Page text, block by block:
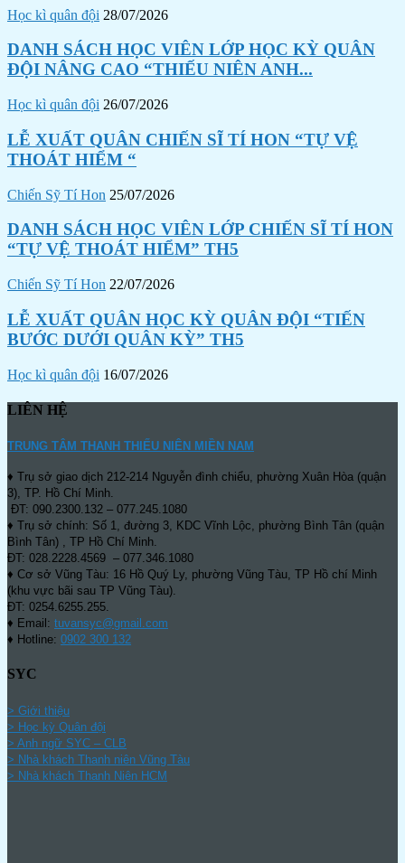
Học kì quân đội 28/07/2026
DANH SÁCH HỌC VIÊN LỚP HỌC KỲ QUÂN
ĐỘI NÂNG CAO “THIẾU NIÊN ANH...
Học kì quân đội 26/07/2026
LỄ XUẤT QUÂN CHIẾN SĨ TÍ HON “TỰ VỆ
THOÁT HIỂM “
Chiến Sỹ Tí Hon 25/07/2026
DANH SÁCH HỌC VIÊN LỚP CHIẾN SĨ TÍ HON
“TỰ VỆ THOÁT HIỂM” TH5
Chiến Sỹ Tí Hon 22/07/2026
LỄ XUẤT QUÂN HỌC KỲ QUÂN ĐỘI “TIẾN
BƯỚC DƯỚI QUÂN KỲ” TH5
Học kì quân đội 16/07/2026
LIÊN HỆ
TRUNG TÂM THANH THIẾU NIÊN MIỀN NAM
♦ Trụ sở giao dịch 212-214 Nguyễn đình chiểu, phường Xuân Hòa (quận
3), TP. Hồ Chí Minh.
ĐT: 090.2300.132 – 077.245.1080
♦ Trụ sở chính: Số 1, đường 3, KDC Vĩnh Lộc, phường Bình Tân (quận
Bình Tân) , TP Hồ Chí Minh.
ĐT: 028.2228.4569 – 077.346.1080
♦ Cơ sở Vũng Tàu: 16 Hồ Quý Ly, phường Vũng Tàu, TP Hồ chí Minh
(khu vực bãi sau TP Vũng Tàu).
ĐT: 0254.6255.255.
♦ Email: tuvansyc@gmail.com
♦ Hotline: 0902 300 132
SYC
> Giới thiệu
> Học kỳ Quân đội
> Anh ngữ SYC – CLB
> Nhà khách Thanh niên Vũng Tàu
> Nhà khách Thanh Niên HCM